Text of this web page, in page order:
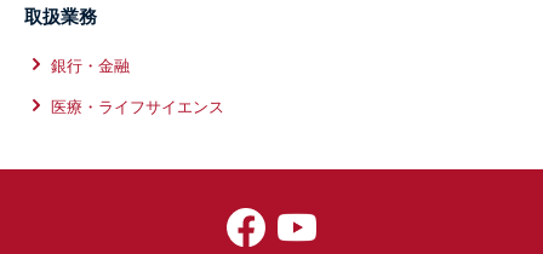
取扱業務
銀行・金融
医療・ライフサイエンス